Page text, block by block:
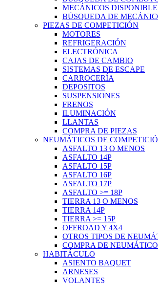
MECÁNICOS
BÚSQUEDA DE
PIEZAS DE COMPETICIÓN
MOTORES
REFRIGERACIÓN
ELECTRÓNICA
CAJAS DE CAMBIO
SISTEMAS DE ESCAPE
CARROCERÍA
DEPOSITOS
SUSPENSIONES
FRENOS
ILUMINACIÓN
LLANTAS
COMPRA DE PIEZAS
NEUMÁTICOS DE
ASFALTO 13 O MENOS
ASFALTO 14P
ASFALTO 15P
ASFALTO 16P
ASFALTO 17P
ASFALTO >= 18P
TIERRA 13 O MENOS
TIERRA 14P
TIERRA >= 15P
OFFROAD Y 4X4
OTROS TIPOS DE
COMPRA DE
HABITÁCULO
ASIENTO BAQUET
ARNESES
VOLANTES